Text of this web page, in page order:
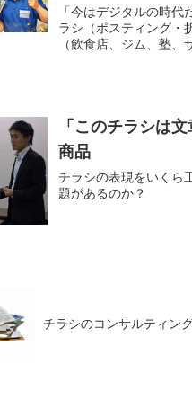
「今はデジタルの時
ラシ（ポスティング・
（飲食店、ジム、塾
「このチラシは
商品
チラシの表現をいくら工夫し
題があるのか？
チラシのコンサルティン